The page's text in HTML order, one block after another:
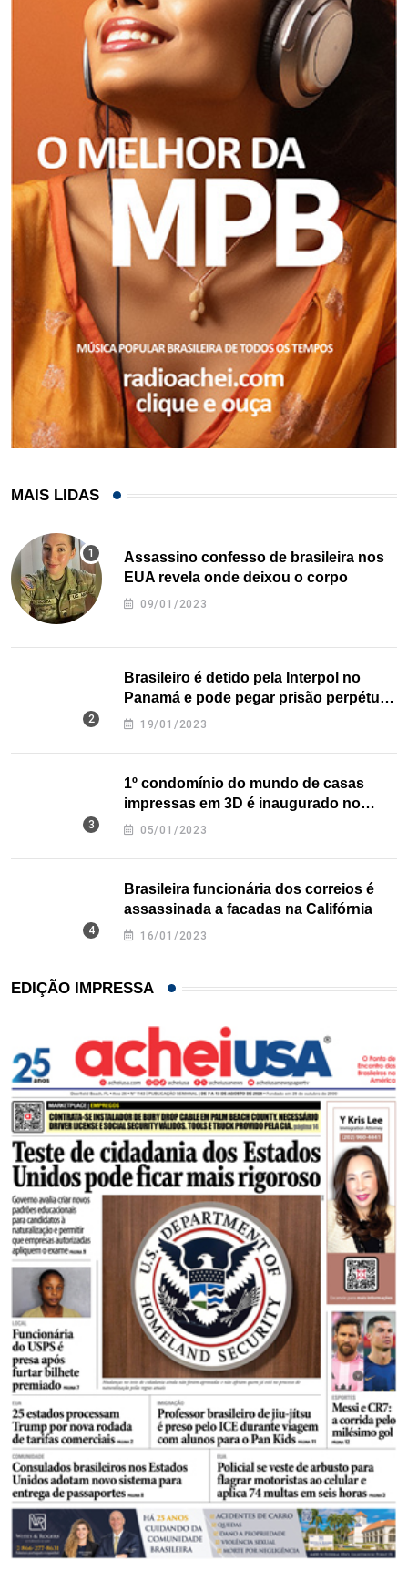
MAIS LIDAS
Assassino confesso de brasileira nos
EUA revela onde deixou o corpo
09/01/2023
Brasileiro é detido pela Interpol no
Panamá e pode pegar prisão perpétua
nos EUA
19/01/2023
1º condomínio do mundo de casas
impressas em 3D é inaugurado no
Texas
05/01/2023
Brasileira funcionária dos correios é
assassinada a facadas na Califórnia
16/01/2023
EDIÇÃO IMPRESSA